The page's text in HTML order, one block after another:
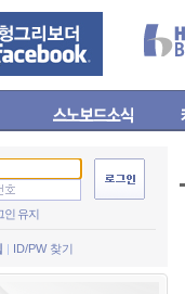
인 유지
ID/PW 찾기